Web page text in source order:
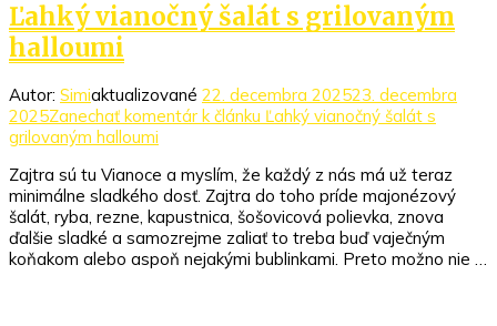
Ľahký vianočný šalát s grilovaným
halloumi
Autor: Simiaktualizované 22. decembra 202523. decembra
2025Zanechať komentár k článku Ľahký vianočný šalát s
grilovaným halloumi
Zajtra sú tu Vianoce a myslím, že každý z nás má už teraz
minimálne sladkého dosť. Zajtra do toho príde majonézový
šalát, ryba, rezne, kapustnica, šošovicová polievka, znova
ďalšie sladké a samozrejme zaliať to treba buď vaječným
koňakom alebo aspoň nejakými bublinkami. Preto možno nie …